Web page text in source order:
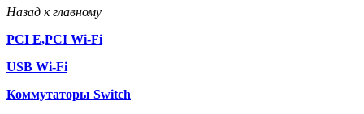
Назад к главному
PCI E,PCI Wi-Fi
USB Wi-Fi
Коммутаторы Switch